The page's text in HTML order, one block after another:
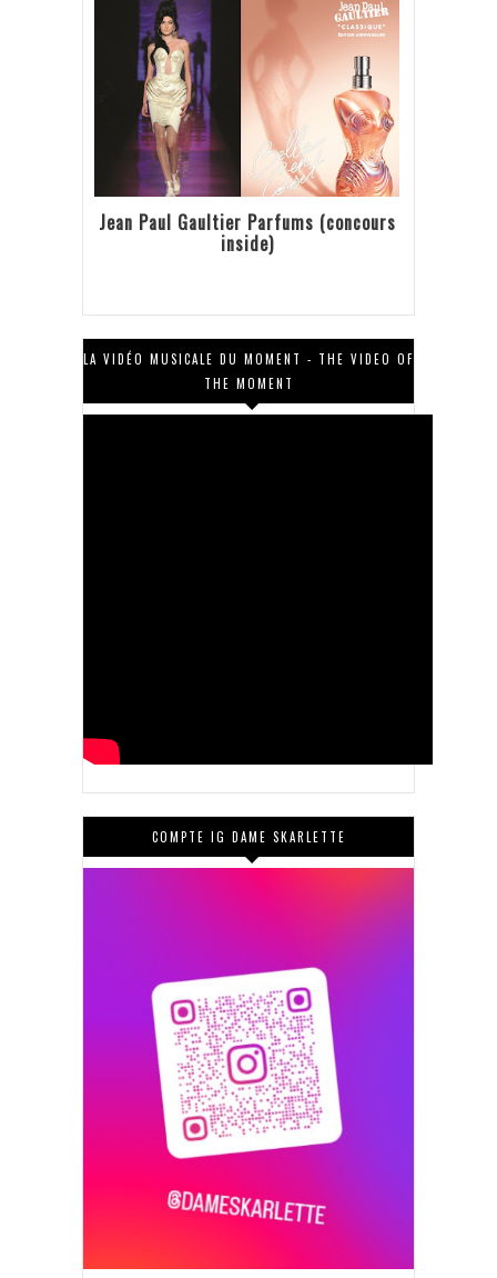
Jean Paul Gaultier Parfums (concours
inside)
LA VIDÉO MUSICALE DU MOMENT - THE VIDEO OF
THE MOMENT
COMPTE IG DAME SKARLETTE